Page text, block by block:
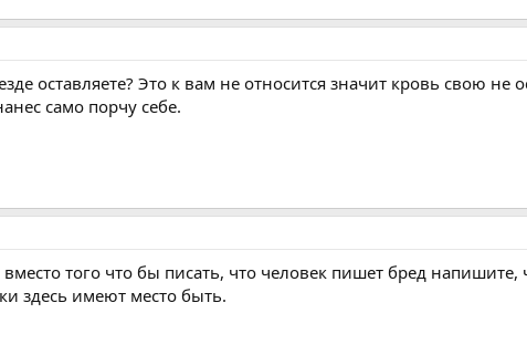
оставляете? Это к вам не относится значит кровь свою не
само порчу себе.
того что бы писать, что человек пишет бред напишите,
здесь имеют место быть.